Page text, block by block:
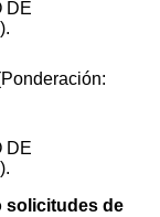
DE
DE
solicitudes de